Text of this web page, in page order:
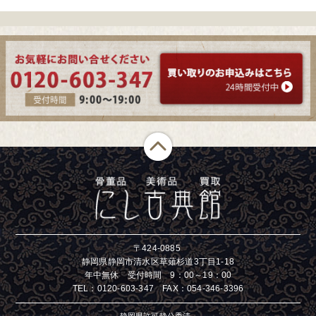
〒424-0885
静岡県静岡市清水区草薙杉道3丁目1-18
年中無休 受付時間 9：00～19：00
TEL： 0120-603-347FAX：054-346-3396